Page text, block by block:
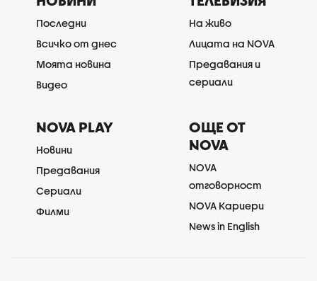
Последни
Всичко от днес
Моята новина
Видео
На живо
Лицата на NOVA
Предавания и
сериали
NOVA PLAY
Новини
Предавания
Сериали
Филми
ОЩЕ ОТ
NOVA
NOVA
отговорност
NOVA Кариери
News in English